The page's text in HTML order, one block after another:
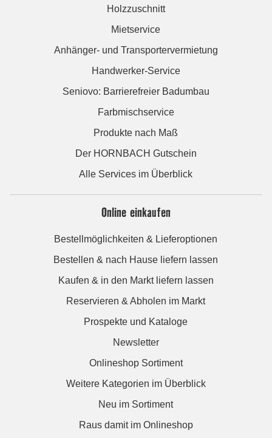
Holzzuschnitt
Mietservice
Anhänger- und Transportervermietung
Handwerker-Service
Seniovo: Barrierefreier Badumbau
Farbmischservice
Produkte nach Maß
Der HORNBACH Gutschein
Alle Services im Überblick
Online einkaufen
Bestellmöglichkeiten & Lieferoptionen
Bestellen & nach Hause liefern lassen
Kaufen & in den Markt liefern lassen
Reservieren & Abholen im Markt
Prospekte und Kataloge
Newsletter
Onlineshop Sortiment
Weitere Kategorien im Überblick
Neu im Sortiment
Raus damit im Onlineshop